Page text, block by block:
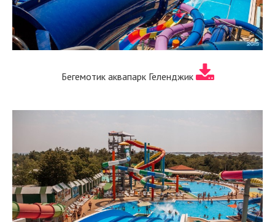
Бегемотик аквапарк Геленджик